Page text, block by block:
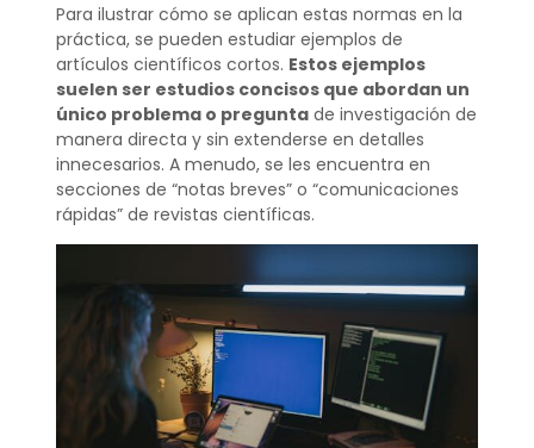
Para ilustrar cómo se aplican estas normas en la
práctica, se pueden estudiar ejemplos de
artículos científicos cortos. Estos ejemplos
suelen ser estudios concisos que abordan un
único problema o preguntade investigación de
manera directa y sin extenderse en detalles
innecesarios. A menudo, se les encuentra en
secciones de “notas breves” o “comunicaciones
rápidas” de revistas científicas.